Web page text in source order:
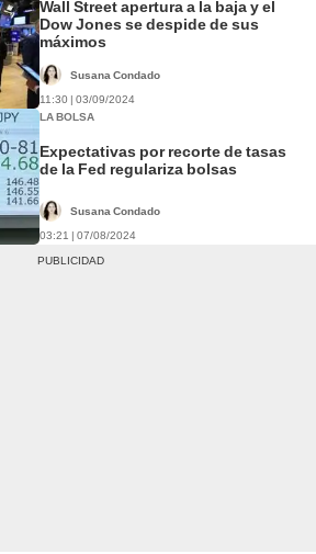
Wall Street apertura a la baja y el
Dow Jones se despide de sus
máximos
Susana Condado
11:30 | 03/09/2024
LA BOLSA
Expectativas por recorte de tasas
de la Fed regulariza bolsas
Susana Condado
03:21 | 07/08/2024